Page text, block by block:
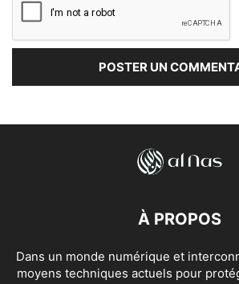
À PROPOS
Dans un monde numérique et
moyens techniques actuels pour